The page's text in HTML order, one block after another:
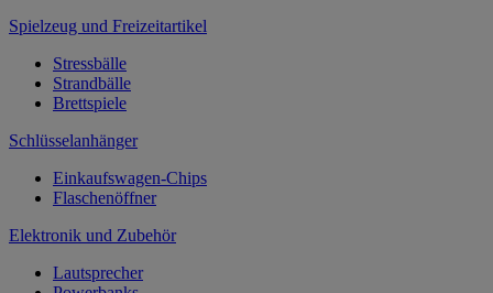
Spielzeug und Freizeitartikel
Stressbälle
Strandbälle
Brettspiele
Schlüsselanhänger
Einkaufswagen-Chips
Flaschenöffner
Elektronik und Zubehör
Lautsprecher